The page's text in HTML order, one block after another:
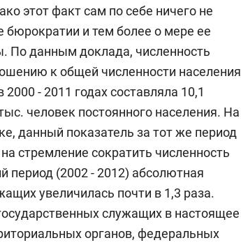
этот факт сам по себе ничего не
бюрократии и тем более о мере ее
По данным доклада, численность
к общей численности населения
- 2011 годах составляла 10,1
человек постоянного населения. На
данный показатель за тот же период
стремление сократить численность
период (2002 - 2012) абсолютная
увеличилась почти в 1,3 раза.
служащих в настоящее
органов, федеральных